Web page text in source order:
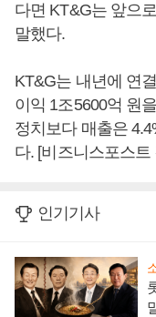
다면 KT&G는 앞으
말했다.
KT&G는 내년에 연
이익 1조5600억 원
정치보다 매출은
다. [비즈니스포스트
인기기사